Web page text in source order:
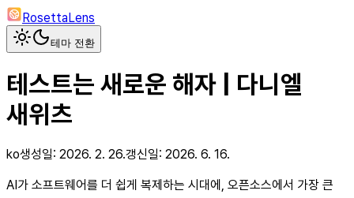
RosettaLens
테마 전환
테스트는 새로운 해자 | 다니엘
새위츠
ko생성일: 2026. 2. 26.갱신일: 2026. 6. 16.
AI가 소프트웨어를 더 쉽게 복제하는 시대에, 오픈소스에서 가장 큰